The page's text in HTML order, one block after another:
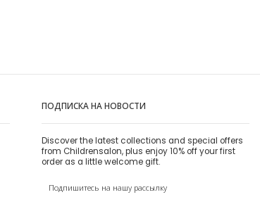
ПОДПИСКА НА НОВОСТИ
Discover the latest collections and special offers
from Childrensalon, plus enjoy 10% off your first
order as a little welcome gift.
Подпишитесь на нашу рассылку